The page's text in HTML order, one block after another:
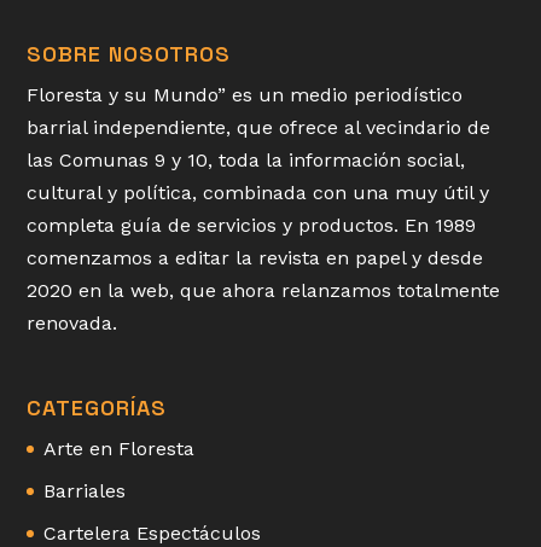
SOBRE NOSOTROS
Floresta y su Mundo” es un medio periodístico
barrial independiente, que ofrece al vecindario de
las Comunas 9 y 10, toda la información social,
cultural y política, combinada con una muy útil y
completa guía de servicios y productos. En 1989
comenzamos a editar la revista en papel y desde
2020 en la web, que ahora relanzamos totalmente
renovada.
CATEGORÍAS
Arte en Floresta
Barriales
Cartelera Espectáculos